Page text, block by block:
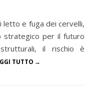
e fuga dei cervelli,
strategico per il futuro
il rischio è
TUTTO